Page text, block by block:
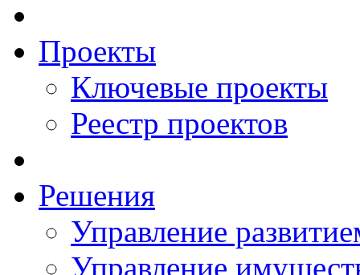
Проекты
Ключевые проекты
Реестр проектов
Решения
Управление
Управление